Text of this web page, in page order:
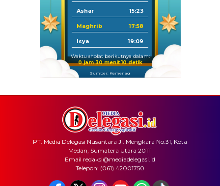
Ashar 15:23
Maghrib 17:58
Isya 19:09
Waktu sholat berikutnya dalam:
0 jam 30 menit 10 detik
Sumber: Kemenag
PT. Media Delegasi Nusantara Jl. Mengkara No.31, Kota
Medan, Sumatera Utara 20111
Email redaksi@mediadelegasi.id
Telepon: (061) 42001750